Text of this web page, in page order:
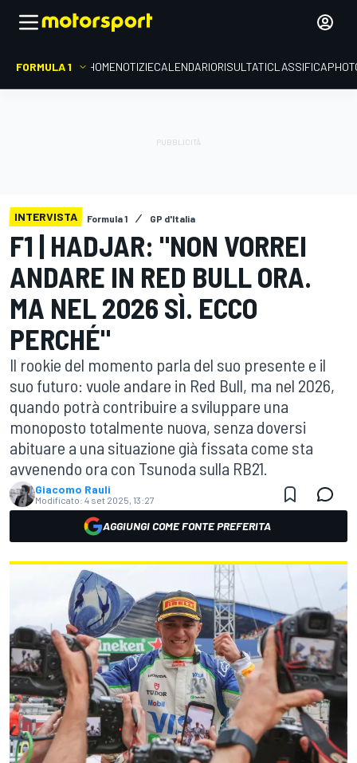
FORMULA 1 HOMENOTIZIECALENDARIORISULTATICLASSIFICA
INTERVISTA Formula 1 GP d'Italia
F1 | HADJAR: "NON VORREI
ANDARE IN RED BULL ORA.
MA NEL 2026 SÌ. ECCO
PERCHÉ"
Il rookie del momento parla del suo presente e il
suo futuro: vuole andare in Red Bull, ma nel 2026,
quando potrà contribuire a sviluppare una
monoposto totalmente nuova, senza doversi
abituare a una situazione già fissata come sta
avvenendo ora con Tsunoda sulla RB21.
Giacomo Rauli
Modificato: 4 set 2025, 13:27
AGGIUNGI COME FONTE PREFERITA